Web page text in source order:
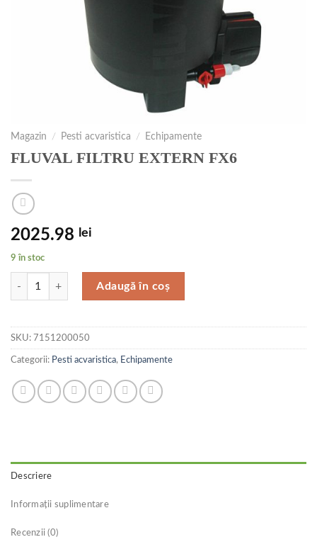
Magazin / Pesti acvaristica / Echipamente
FLUVAL FILTRU EXTERN FX6
2025.98 lei
9 în stoc
Cantitate FLUVAL FILTRU EXTERN FX6
Adaugă în coș
SKU: 7151200050
Categorii: Pesti acvaristica, Echipamente
Descriere
Informații suplimentare
Recenzii (0)